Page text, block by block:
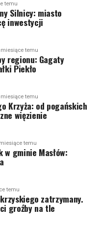
temu
Silnicy: miasto
inwestycji
miesiące temu
regionu: Gagaty
Piekło
miesiące temu
Krzyża: od pogańskich
więzienie
temu
w gminie Masłów:
temu
zatrzymany.
groźby na tle